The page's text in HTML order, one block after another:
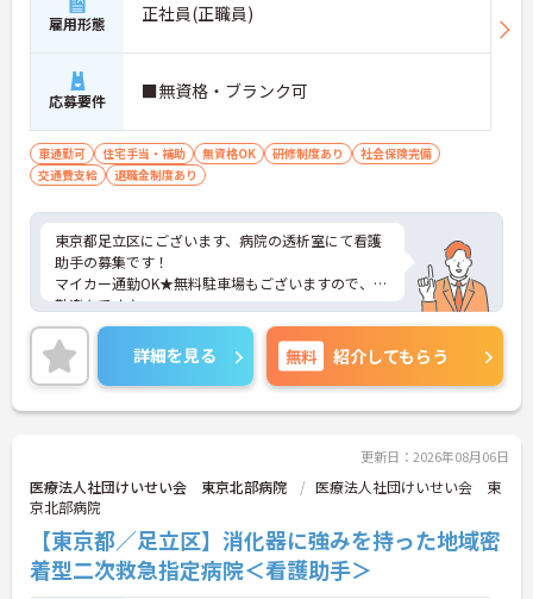
雇用形態 正社員(正職員)
応募要件 ■無資格・ブランク可
車通勤可 住宅手当・補助 無資格OK 研修制度あり
社会保険完備
交通費支給
退職金制度あり
東京都足立区にございます、病院の透析室にて看護
助手の募集です！
マイカー通勤OK★無料駐車場もございますので、通
勤楽々です♪
ご興味のある方は、マイナビ介護職までお問い合わ
せください。詳細を見る 無料 紹介してもらう
更新日：2026年08月06日
医療法人社団けいせい会 東京北部病院
医療法人社団けいせい会 東
京北部病院
【東京都／足立区】消化器に強みを持った地域密
着型二次救急指定病院＜看護助手＞